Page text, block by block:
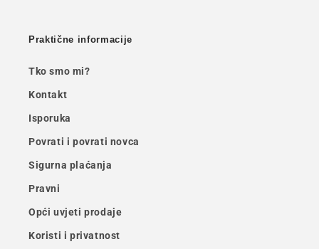
Praktične informacije
Tko smo mi?
Kontakt
Isporuka
Povrati i povrati novca
Sigurna plaćanja
Pravni
Opći uvjeti prodaje
Koristi i privatnost